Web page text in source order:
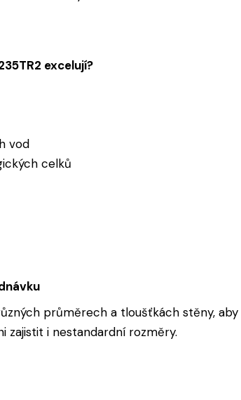
excelují?
vod
celků
průměrech a tloušťkách stěny,
zajistit i nestandardní rozměry.